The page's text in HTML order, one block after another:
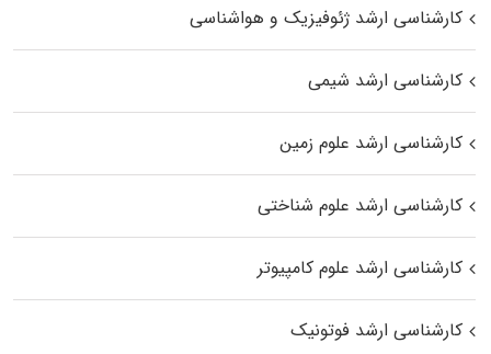
کارشناسی ارشد ژئوفیزیک و هواشناسی
کارشناسی ارشد شیمی
کارشناسی ارشد علوم زمین
کارشناسی ارشد علوم شناختی
کارشناسی ارشد علوم کامپیوتر
کارشناسی ارشد فوتونیک